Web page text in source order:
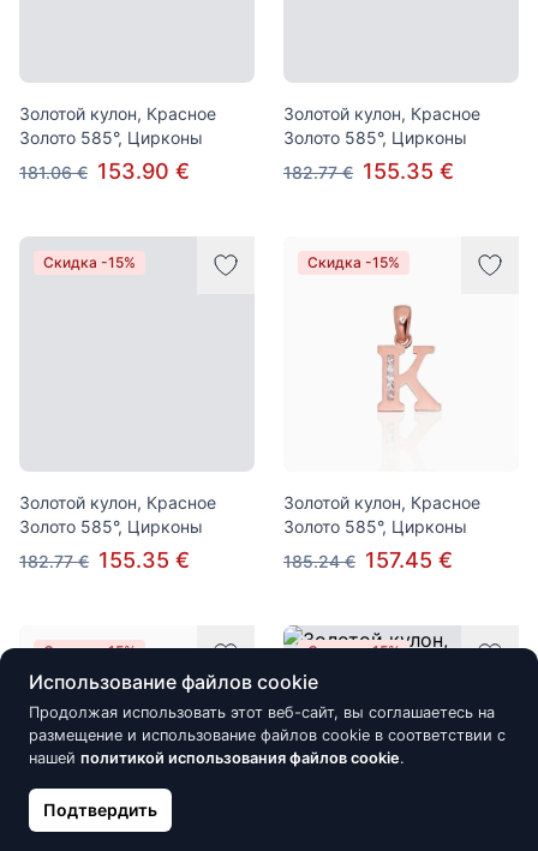
Золотой кулон, Красное
Золото 585°, Цирконы
181.06 € 153.90 €
Золотой кулон, Красное
Золото 585°, Цирконы
182.77 € 155.35 €
Скидка -15%
Золотой кулон, Красное
Золото 585°, Цирконы
182.77 € 155.35 €
Скидка -15%
Золотой кулон, Красное
Золото 585°, Цирконы
185.24 € 157.45 €
Скидка -15% Скидка -15%
Использование файлов cookie
Продолжая использовать этот веб-сайт, вы соглашаетесь на
размещение и использование файлов cookie в соответствии с
нашей политикой использования файлов cookie.
Подтвердить